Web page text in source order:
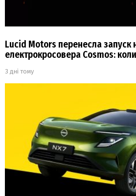
Lucid Motors перенесла запуск
електрокросовера Cosmos:
3 дні тому